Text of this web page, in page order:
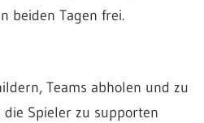
beiden Tagen frei.
Teams abholen und zu
Spieler zu supporten